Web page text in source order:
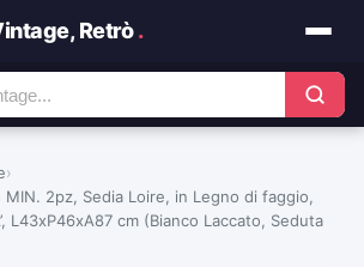
Retrò.
›
2pz, Sedia Loire, in Legno di faggio,
L43xP46xA87 cm (Bianco Laccato, Seduta